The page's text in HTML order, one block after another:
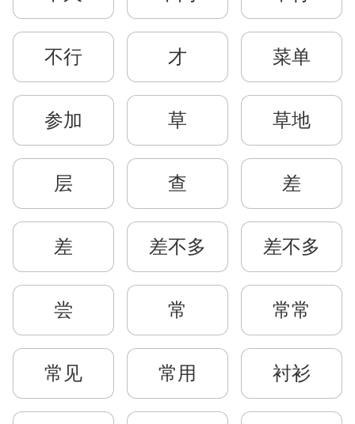
不行 才 菜单
参加 草 草地
层 查 差
差 差不多 差不多
尝 常 常常
常见 常用 衬衫